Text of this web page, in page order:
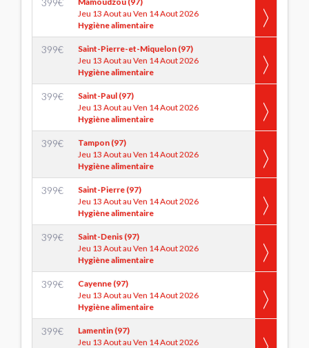
399€
Jeu 13 Aout au Ven 14 Aout 2026
Hygiène alimentaire
399€
Saint-Pierre-et-Miquelon (97)
Jeu 13 Aout au Ven 14 Aout 2026
Hygiène alimentaire
399€
Saint-Paul (97)
Jeu 13 Aout au Ven 14 Aout 2026
Hygiène alimentaire
399€
Tampon (97)
Jeu 13 Aout au Ven 14 Aout 2026
Hygiène alimentaire
399€
Saint-Pierre (97)
Jeu 13 Aout au Ven 14 Aout 2026
Hygiène alimentaire
399€
Saint-Denis (97)
Jeu 13 Aout au Ven 14 Aout 2026
Hygiène alimentaire
399€
Cayenne (97)
Jeu 13 Aout au Ven 14 Aout 2026
Hygiène alimentaire
399€
Lamentin (97)
Jeu 13 Aout au Ven 14 Aout 2026